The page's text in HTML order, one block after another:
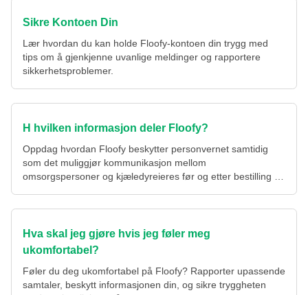
Sikre Kontoen Din
Lær hvordan du kan holde Floofy-kontoen din trygg med
tips om å gjenkjenne uvanlige meldinger og rapportere
sikkerhetsproblemer.
H hvilken informasjon deler Floofy?
Oppdag hvordan Floofy beskytter personvernet samtidig
som det muliggjør kommunikasjon mellom
omsorgspersoner og kjæledyreieres før og etter bestilling av
Hva skal jeg gjøre hvis jeg føler meg
ukomfortabel?
Føler du deg ukomfortabel på Floofy? Rapporter upassende
samtaler, beskytt informasjonen din, og sikre tryggheten